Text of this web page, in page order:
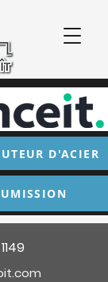
D'ACIER